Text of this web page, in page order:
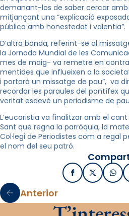
demanant-los de saber cercar
mitjançant una “explicació
pública amb honestedat i valentia”.
D’altra banda, referint-se al
la Jornada Mundial de les
mes de maig- va remetre en
mentides que influeixen a la
i portarà un missatge de pau”, va
recordar les paraules del pontífex
veritat esdevé un periodisme de
L’eucaristia va finalitzar amb el
Sant que regna la parròquia, la
Col·legi de Periodistes com a regal
el nom del seu patró.
Facebook
X /
Anterior